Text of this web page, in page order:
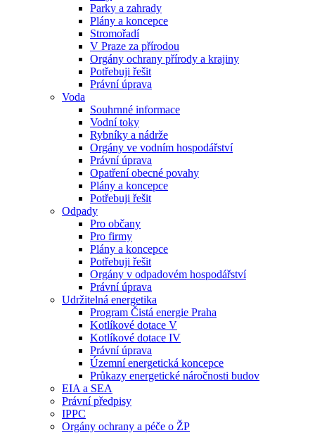
Parky a zahrady
Plány a koncepce
Stromořadí
V Praze za přírodou
Orgány ochrany přírody a krajiny
Potřebuji řešit
Právní úprava
Voda
Souhrnné informace
Vodní toky
Rybníky a nádrže
Orgány ve vodním hospodářství
Právní úprava
Opatření obecné povahy
Plány a koncepce
Potřebuji řešit
Odpady
Pro občany
Pro firmy
Plány a koncepce
Potřebuji řešit
Orgány v odpadovém hospodářství
Právní úprava
Udržitelná energetika
Program Čistá energie Praha
Kotlíkové dotace V
Kotlíkové dotace IV
Právní úprava
Územní energetická koncepce
Průkazy energetické náročnosti budov
EIA a SEA
Právní předpisy
IPPC
Orgány ochrany a péče o ŽP